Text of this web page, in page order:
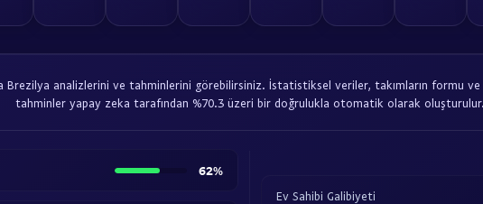
Brezilya analizlerini ve tahminlerini görebilirsiniz. İstatistiksel veriler, takımların formu ve
tahminler yapay zeka tarafından %70.3 üzeri bir doğrulukla otomatik olarak oluşturulur.
62%
Ev Sahibi Galibiyeti